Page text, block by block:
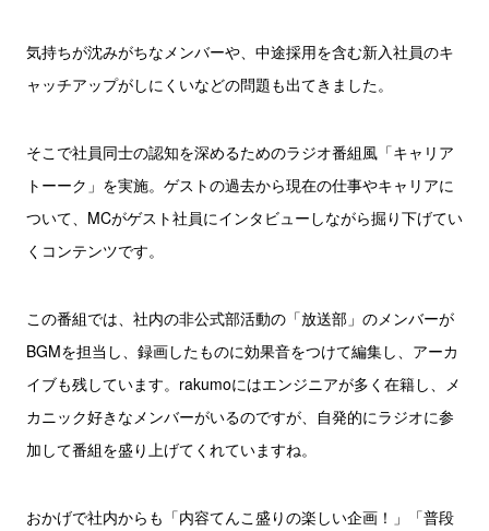
気持ちが沈みがちなメンバーや、中途採用を含む新入社員のキ
ャッチアップがしにくいなどの問題も出てきました。
そこで社員同士の認知を深めるためのラジオ番組風「キャリア
トーーク」を実施。ゲストの過去から現在の仕事やキャリアに
ついて、MCがゲスト社員にインタビューしながら掘り下げてい
くコンテンツです。
この番組では、社内の非公式部活動の「放送部」のメンバーが
BGMを担当し、録画したものに効果音をつけて編集し、アーカ
イブも残しています。rakumoにはエンジニアが多く在籍し、メ
カニック好きなメンバーがいるのですが、自発的にラジオに参
加して番組を盛り上げてくれていますね。
おかげで社内からも「内容てんこ盛りの楽しい企画！」「普段